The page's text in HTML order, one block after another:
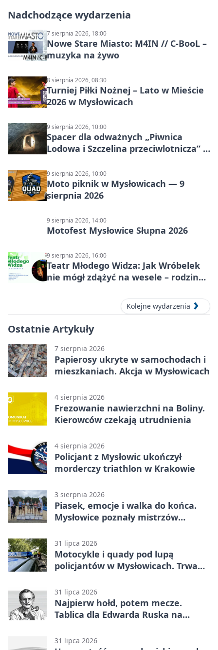
Nadchodzące wydarzenia
7 sierpnia 2026, 18:00
Nowe Stare Miasto: M4IN // C-BooL –
muzyka na żywo
8 sierpnia 2026, 08:30
Turniej Piłki Nożnej – Lato w Mieście
2026 w Mysłowicach
9 sierpnia 2026, 10:00
Spacer dla odważnych „Piwnica
Lodowa i Szczelina przeciwlotnicza” –
9 sierpnia 2026, 10:00
Moto piknik w Mysłowicach — 9
sierpnia 2026
9 sierpnia 2026, 14:00
Motofest Mysłowice Słupna 2026
9 sierpnia 2026, 16:00
Teatr Młodego Widza: Jak Wróbelek
nie mógł zdążyć na wesele – rodzinny
Kolejne wydarzenia
Ostatnie Artykuły
7 sierpnia 2026
Papierosy ukryte w samochodach i
mieszkaniach. Akcja w Mysłowicach
4 sierpnia 2026
Frezowanie nawierzchni na Boliny.
Kierowców czekają utrudnienia
4 sierpnia 2026
Policjant z Mysłowic ukończył
morderczy triathlon w Krakowie
3 sierpnia 2026
Piasek, emocje i walka do końca.
Mysłowice poznały mistrzów
31 lipca 2026
Motocykle i quady pod lupą
policjantów w Mysłowicach. Trwa
31 lipca 2026
Najpierw hołd, potem mecze.
Tablica dla Edwarda Ruska na
31 lipca 2026